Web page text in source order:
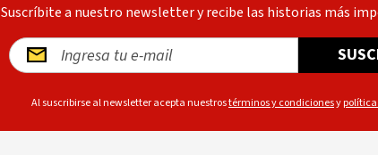
Suscríbite a nuestro newsletter y recibe las historias más
Al suscribirse al newsletter acepta nuestrostérminos y condicionesy